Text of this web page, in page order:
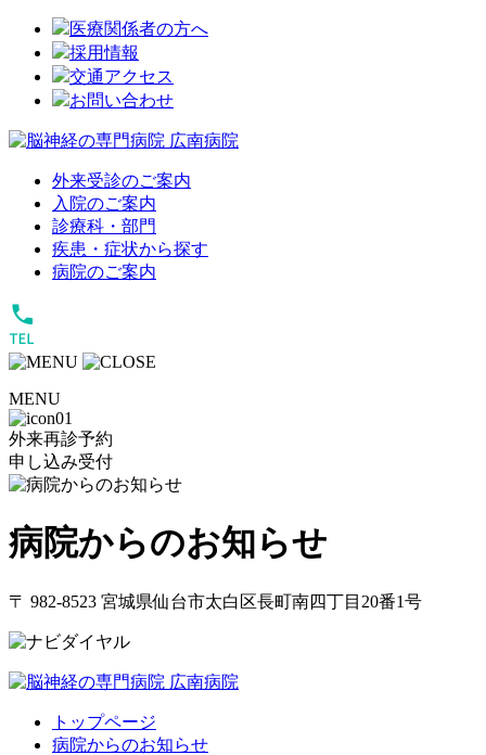
医療関係者の方へ
採用情報
交通アクセス
お問い合わせ
外来受診のご案内
入院のご案内
診療科・部門
疾患・症状から探す
病院のご案内
MENU
外来再診予約
申し込み受付
病院からのお知らせ
〒 982-8523 宮城県仙台市太白区長町南四丁目20番1号
トップページ
病院からのお知らせ